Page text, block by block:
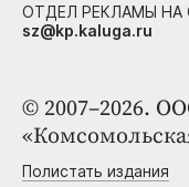
© 2007–2026.
Полистать издания
ОТДЕЛ РЕКЛАМЫ НА
sz@kp.kaluga.ru